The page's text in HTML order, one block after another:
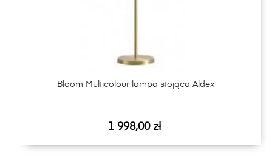
Bloom Multicolour lampa stojąca Aldex
Cena
1 998,00 zł